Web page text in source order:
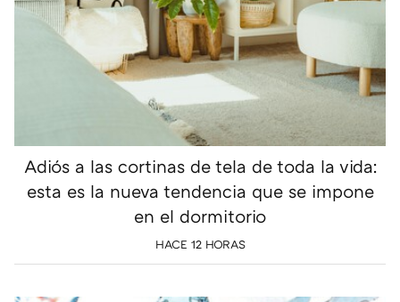
Adiós a las cortinas de tela de toda la vida:
esta es la nueva tendencia que se impone
en el dormitorio
HACE 12 HORAS